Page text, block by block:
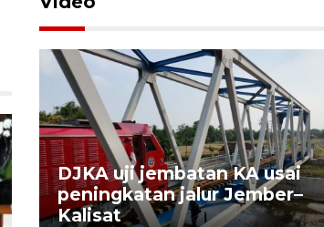
DJKA uji jembatan KA usai
peningkatan jalur Jember–
Kalisat